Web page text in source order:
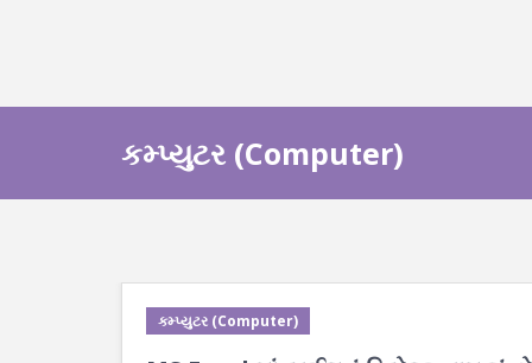
કમ્પ્યુટર (Computer)
કમ્પ્યુટર (Computer)